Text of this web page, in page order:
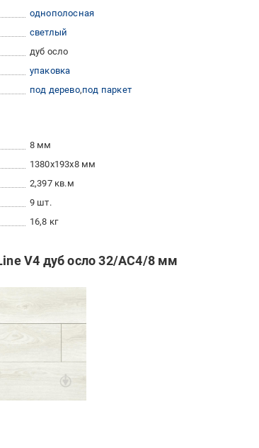
однополосная
светлый
дуб осло
упаковка
под дерево под паркет
8 мм
1380x193x8 мм
2,397 кв.м
9 шт.
16,8 кг
V4 дуб осло 32/АС4/8 мм